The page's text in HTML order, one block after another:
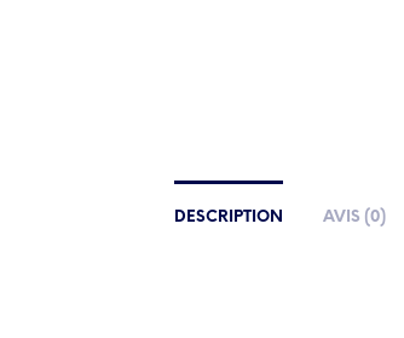
DESCRIPTION AVIS (0)